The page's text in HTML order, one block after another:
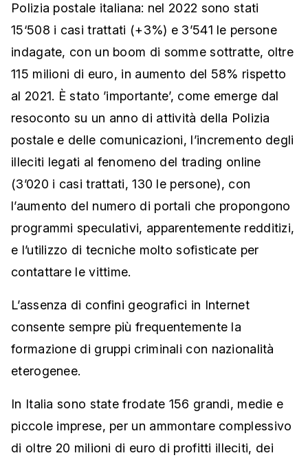
Polizia postale italiana: nel 2022 sono stati
15‘508 i casi trattati (+3%) e 3’541 le persone
indagate, con un boom di somme sottratte, oltre
115 milioni di euro, in aumento del 58% rispetto
al 2021. È stato ’importante’, come emerge dal
resoconto su un anno di attività della Polizia
postale e delle comunicazioni, l’incremento degli
illeciti legati al fenomeno del trading online
(3’020 i casi trattati, 130 le persone), con
l’aumento del numero di portali che propongono
programmi speculativi, apparentemente redditizi,
e l’utilizzo di tecniche molto sofisticate per
contattare le vittime.
L’assenza di confini geografici in Internet
consente sempre più frequentemente la
formazione di gruppi criminali con nazionalità
eterogenee.
In Italia sono state frodate 156 grandi, medie e
piccole imprese, per un ammontare complessivo
di oltre 20 milioni di euro di profitti illeciti, dei